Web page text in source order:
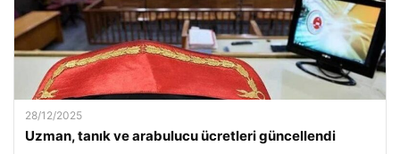
28/12/2025
Uzman, tanık ve arabulucu ücretleri güncellendi